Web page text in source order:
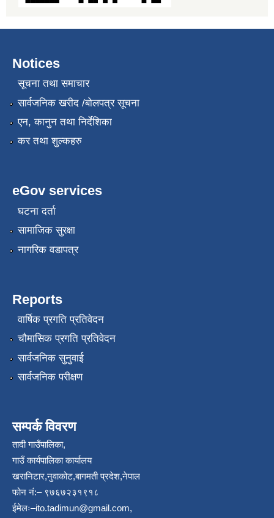
Notices
सूचना तथा समाचार
सार्वजनिक खरीद /बोलपत्र सूचना
एन, कानुन तथा निर्देशिका
कर तथा शुल्कहरु
eGov services
घटना दर्ता
सामाजिक सुरक्षा
नागरिक वडापत्र
Reports
वार्षिक प्रगति प्रतिवेदन
चौमासिक प्रगति प्रतिवेदन
सार्वजनिक सुनुवाई
सार्वजनिक परीक्षण
सम्पर्क विवरण
तादी गाउँपालिका,
गाउँ कार्यपालिका कार्यालय
खरानिटार,नुवाकोट,बागमती प्रदेश,नेपाल
फोन नं:– ९७६७२३१९१८
ईमेलः–ito.tadimun@gmail.com,